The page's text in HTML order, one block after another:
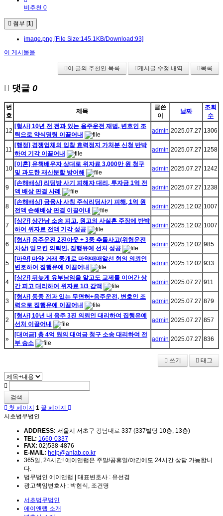
비추천 0
첨부 [1]
image.png [File Size:145.1KB/Download:93]
이 게시물을
이 글의 추천인 목록 게시글 수정 내역 목록
댓글 0
번
호
제목
글쓴
이
날짜
조회
수
12
[형사] 10년 전 전과 있는 음주운전 재범, 변호인 조
력으로 약식명령 이끌어내
admin 2025.07.27 1306
11
[행정] 경쟁업체의 입찰 효력정지 가처분 신청 반박
하여 기각 이끌어내
admin 2025.07.27 1258
10
[이혼] 유책배우자 상대로 위자료 3,000만 원 청구
및 과도한 재산분할 방어해
admin 2025.07.27 1242
9
[손해배상] 리딩방 사기 피해자 대리, 투자금 1억 전
액 배상 판결 사례
admin 2025.07.27 1238
8
[손해배상] 금융사 사칭 주식리딩사기 피해, 1억 원
전액 손해배상 판결 이끌어내
admin 2025.12.02 1007
7
[상간] 상간남 소송 피고, 원고의 사실혼 주장에 반박
하여 위자료 전액 기각 성공
admin 2025.12.02 1007
6
[형사] 음주운전 2진아웃 + 3중 추돌사고(위험운전
치상) 일으킨 의뢰인, 집행유예 선처 성공
admin 2025.12.02 985
5
[마약] 마약 거래 중개로 마약매매알선 혐의 의뢰인
변호하여 집행유예 이끌어내
admin 2025.12.02 933
4
[상간] 뒤늦게 유부남임을 알고도 교제를 이어간 상
간 피고 대리하여 위자료 1/3 감액
admin 2025.07.27 911
3
[형사] 동종 전과 있는 무면허+음주운전, 변호인 조
력으로 집행유예 이끌어내
admin 2025.07.27 879
2
[형사] 10년 내 음주 3진 의뢰인 대리하여 집행유예
선처 이끌어내
admin 2025.07.27 857
»
[대여금] 총 4억 원의 대여금 청구 소송 대리하여 전
부 승소
admin 2025.07.27 836
쓰기 태그
검색
첫 페이지 1 끝 페이지
서초법무법인
ADDRESS: 서울시 서초구 강남대로 337 (337빌딩 10층, 13층)
TEL: 1660-0337
FAX: 02)538-4876
E-MAIL: help@anlab.co.kr
365일, 24시간! 에이앤랩은 주말/공휴일/야간에도 24시간 상담 가능합니
다.
법무법인 에이앤랩 | 대표변호사 : 유선경
광고책임변호사 : 박현식, 조건명
서초법무법인
에이앤랩 소개